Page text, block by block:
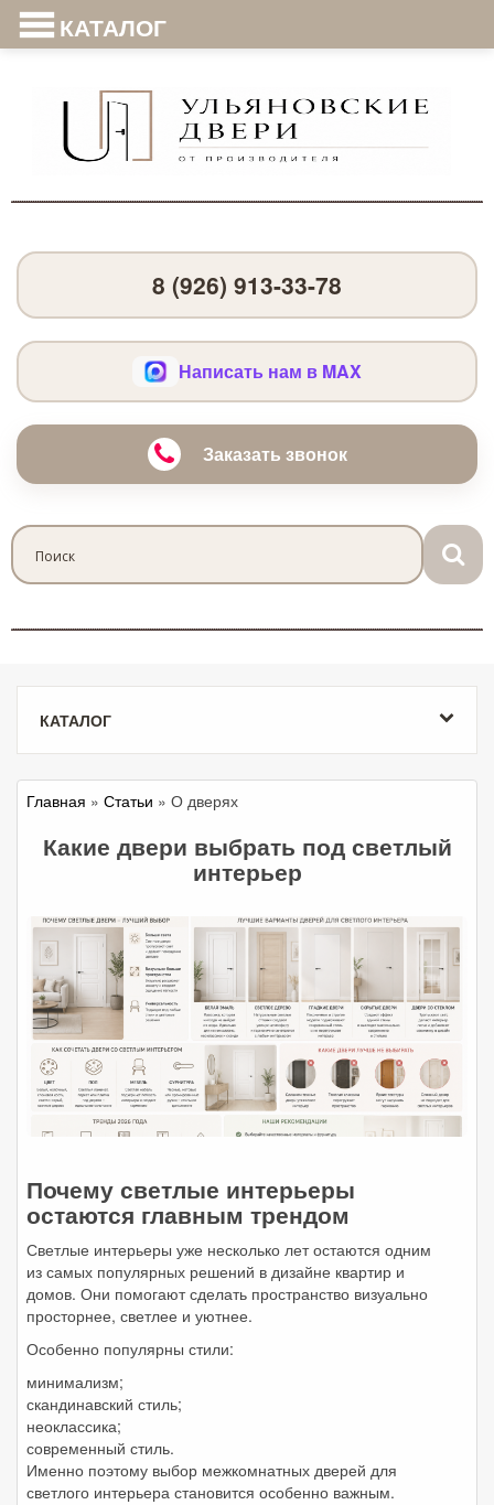
КАТАЛОГ
8 (926) 913-33-78
Написать нам в MAX
Заказать звонок
Главная »Статьи » О дверях
Какие двери выбрать под светлый
интерьер
Почему светлые интерьеры
остаются главным трендом
Светлые интерьеры уже несколько лет остаются одним
из самых популярных решений в дизайне квартир и
домов. Они помогают сделать пространство визуально
просторнее, светлее и уютнее.
Особенно популярны стили:
минимализм;
скандинавский стиль;
неоклассика;
современный стиль.
Именно поэтому выбор межкомнатных дверей для
светлого интерьера становится особенно важным.
КАТАЛОГ